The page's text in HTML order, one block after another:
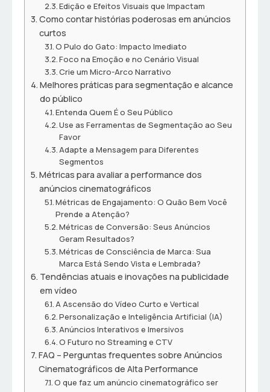
Edição e Efeitos Visuais que Impactam
Como contar histórias poderosas em anúncios
curtos
O Pulo do Gato: Impacto Imediato
Foco na Emoção e no Cenário Visual
Crie um Micro-Arco Narrativo
Melhores práticas para segmentação e alcance
do público
Entenda Quem É o Seu Público
Use as Ferramentas de Segmentação ao Seu
Favor
Adapte a Mensagem para Diferentes
Segmentos
Métricas para avaliar a performance dos
anúncios cinematográficos
Métricas de Engajamento: O Quão Bem Você
Prende a Atenção?
Métricas de Conversão: Seus Anúncios
Geram Resultados?
Métricas de Consciência de Marca: Sua
Marca Está Sendo Vista e Lembrada?
Tendências atuais e inovações na publicidade
em vídeo
A Ascensão do Vídeo Curto e Vertical
Personalização e Inteligência Artificial (IA)
Anúncios Interativos e Imersivos
O Futuro no Streaming e CTV
FAQ – Perguntas frequentes sobre Anúncios
Cinematográficos de Alta Performance
O que faz um anúncio cinematográfico ser